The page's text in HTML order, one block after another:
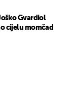
Gvardiol
cijelu momčad